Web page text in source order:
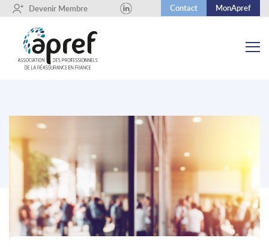
+ Devenir Membre Contact MonApref